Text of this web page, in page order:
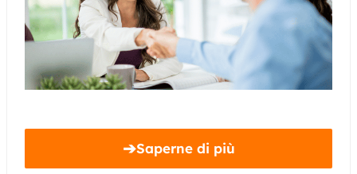
➔Saperne di più